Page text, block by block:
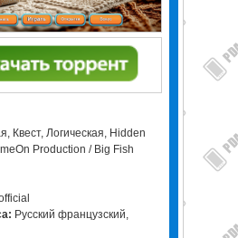
Квест, Логическая, Hidden
Production / Big Fish
Русский французский,